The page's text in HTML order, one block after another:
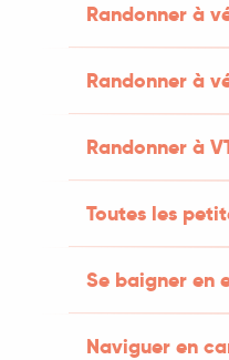
Randonner à
Randonner à
Randonner à
Toutes les
Se baigner en
Naviguer en
61
NOUS